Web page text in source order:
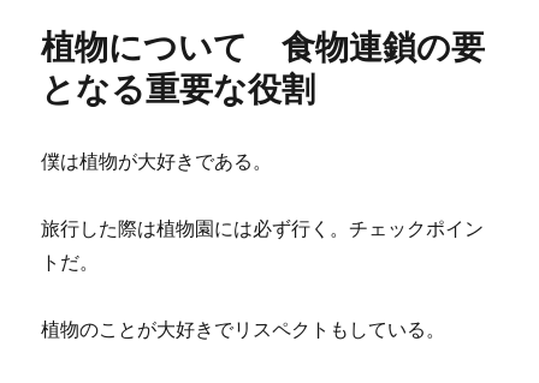
植物について 食物連鎖の要
となる重要な役割
僕は植物が大好きである。
旅行した際は植物園には必ず行く。チェックポイン
トだ。
植物のことが大好きでリスペクトもしている。